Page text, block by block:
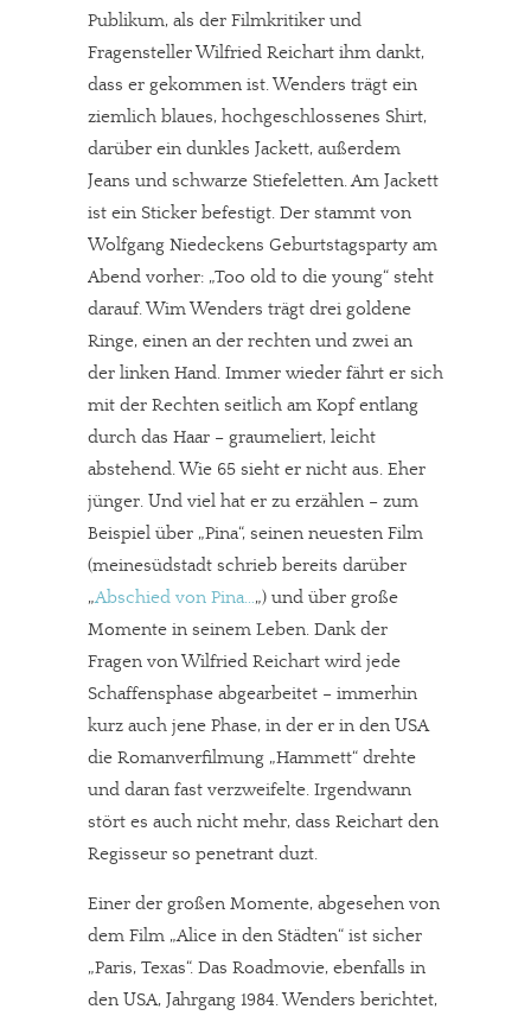
Publikum, als der Filmkritiker und
Fragensteller Wilfried Reichart ihm dankt,
dass er gekommen ist. Wenders trägt ein
ziemlich blaues, hochgeschlossenes Shirt,
darüber ein dunkles Jackett, außerdem
Jeans und schwarze Stiefeletten. Am Jackett
ist ein Sticker befestigt. Der stammt von
Wolfgang Niedeckens Geburtstagsparty am
Abend vorher: „Too old to die young“ steht
darauf. Wim Wenders trägt drei goldene
Ringe, einen an der rechten und zwei an
der linken Hand. Immer wieder fährt er sich
mit der Rechten seitlich am Kopf entlang
durch das Haar – graumeliert, leicht
abstehend. Wie 65 sieht er nicht aus. Eher
jünger. Und viel hat er zu erzählen – zum
Beispiel über „Pina“, seinen neuesten Film
(meinesüdstadt schrieb bereits darüber
„Abschied von Pina…„) und über große
Momente in seinem Leben. Dank der
Fragen von Wilfried Reichart wird jede
Schaffensphase abgearbeitet – immerhin
kurz auch jene Phase, in der er in den USA
die Romanverfilmung „Hammett“ drehte
und daran fast verzweifelte. Irgendwann
stört es auch nicht mehr, dass Reichart den
Regisseur so penetrant duzt.
Einer der großen Momente, abgesehen von
dem Film „Alice in den Städten“ ist sicher
„Paris, Texas“. Das Roadmovie, ebenfalls in
den USA, Jahrgang 1984. Wenders berichtet,